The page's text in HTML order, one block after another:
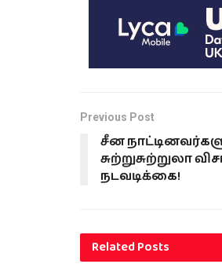
Previous Post
சீன
சுற்றுசுற்றுலா
நடவடிக்கை!
RelatedPosts